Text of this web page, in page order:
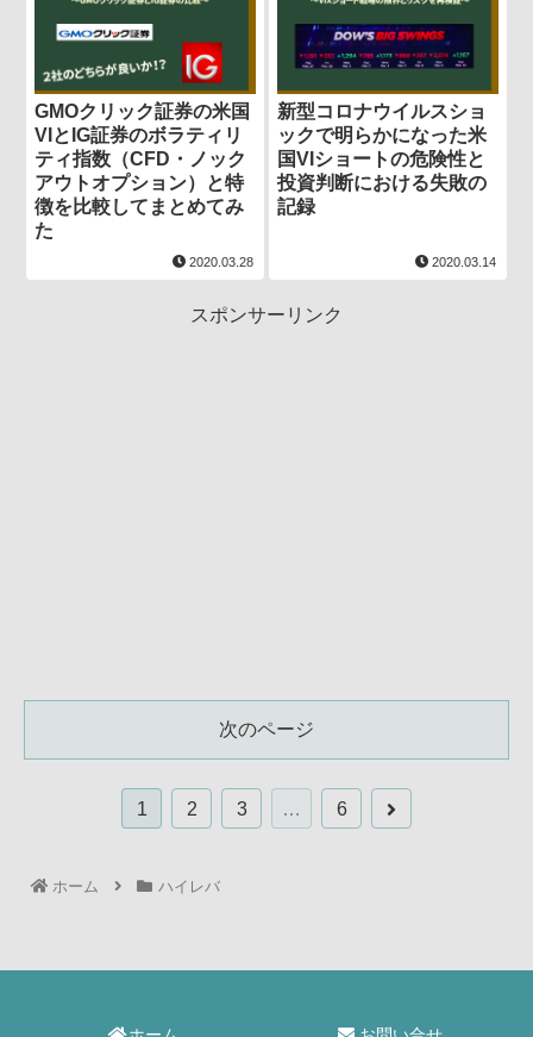
GMOクリック証券の米国
VIとIG証券のボラティリ
ティ指数（CFD・ノック
アウトオプション）と特
徴を比較してまとめてみ
た
2020.03.28
新型コロナウイルスショ
ックで明らかになった米
国VIショートの危険性と
投資判断における失敗の
記録
2020.03.14
スポンサーリンク
次のページ
1 2 3 … 6
ホーム ハイレバ